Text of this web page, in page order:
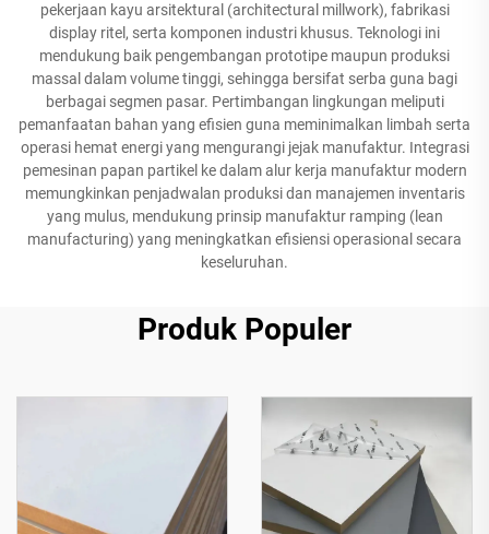
pekerjaan kayu arsitektural (architectural millwork), fabrikasi
display ritel, serta komponen industri khusus. Teknologi ini
mendukung baik pengembangan prototipe maupun produksi
massal dalam volume tinggi, sehingga bersifat serba guna bagi
berbagai segmen pasar. Pertimbangan lingkungan meliputi
pemanfaatan bahan yang efisien guna meminimalkan limbah serta
operasi hemat energi yang mengurangi jejak manufaktur. Integrasi
pemesinan papan partikel ke dalam alur kerja manufaktur modern
memungkinkan penjadwalan produksi dan manajemen inventaris
yang mulus, mendukung prinsip manufaktur ramping (lean
manufacturing) yang meningkatkan efisiensi operasional secara
keseluruhan.
Produk Populer